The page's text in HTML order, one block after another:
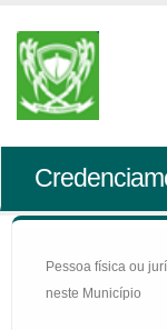
Pessoa física ou
neste Município